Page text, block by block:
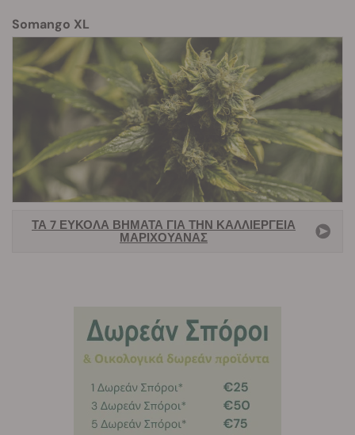
Somango XL
ΤΑ 7 ΕΎΚΟΛΑ ΒΉΜΑΤΑ ΓΙΑ ΤΗΝ ΚΑΛΛΙΈΡΓΕΙΑ
ΜΑΡΙΧΟΥΑΝΑΣ